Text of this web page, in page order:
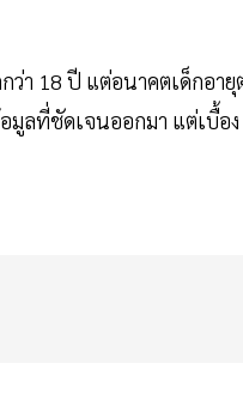
ว่า 18 ปี แต่อนาคตเด็กอายุ
มูลที่ชัดเจนออกมา แต่เบื้อง